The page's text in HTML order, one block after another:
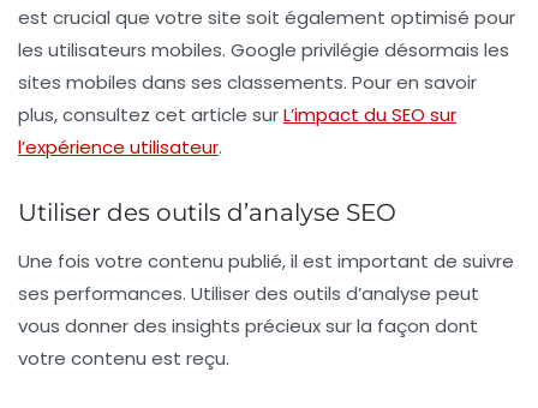
est crucial que votre site soit également optimisé pour
les utilisateurs mobiles. Google privilégie désormais les
sites mobiles dans ses classements. Pour en savoir
plus, consultez cet article surL’impact du SEO sur
l’expérience utilisateur.
Utiliser des outils d’analyse SEO
Une fois votre contenu publié, il est important de suivre
ses performances. Utiliser des outils d’analyse peut
vous donner des insights précieux sur la façon dont
votre contenu est reçu.